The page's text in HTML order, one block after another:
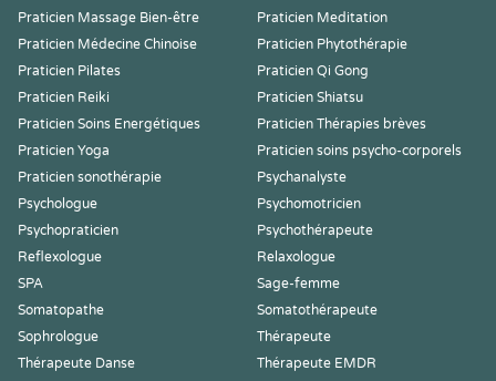
Praticien Massage Bien-être
Praticien Meditation
Praticien Médecine Chinoise
Praticien Phytothérapie
Praticien Pilates
Praticien Qi Gong
Praticien Reiki
Praticien Shiatsu
Praticien Soins Energétiques
Praticien Thérapies brèves
Praticien Yoga
Praticien soins psycho-corporels
Praticien sonothérapie
Psychanalyste
Psychologue
Psychomotricien
Psychopraticien
Psychothérapeute
Reflexologue
Relaxologue
SPA
Sage-femme
Somatopathe
Somatothérapeute
Sophrologue
Thérapeute
Thérapeute Danse
Thérapeute EMDR